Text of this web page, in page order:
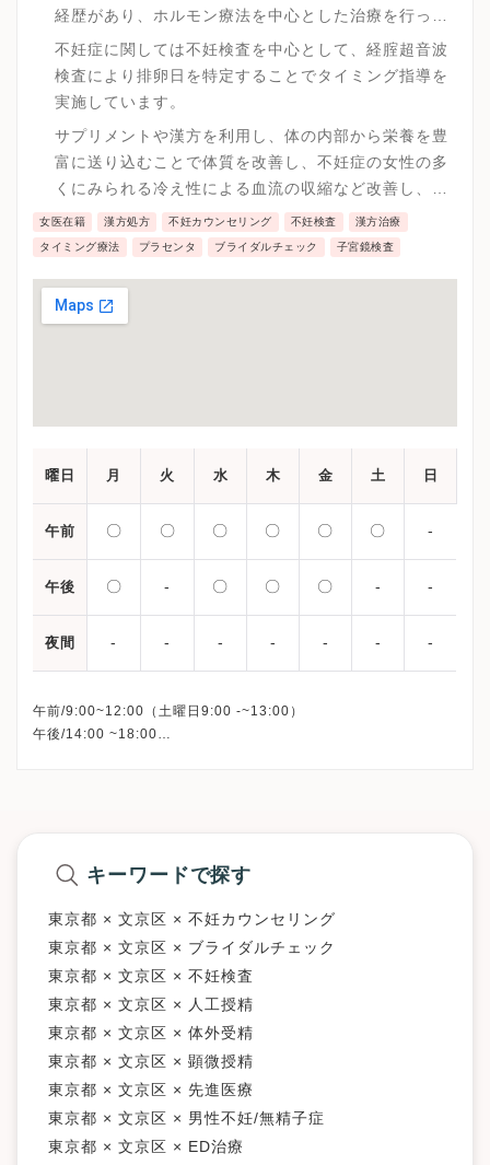
経歴があり、ホルモン療法を中心とした治療を行って
います。
不妊症に関しては不妊検査を中心として、経腟超音波
検査により排卵日を特定することでタイミング指導を
実施しています。
サプリメントや漢方を利用し、体の内部から栄養を豊
富に送り込むことで体質を改善し、不妊症の女性の多
くにみられる冷え性による血流の収縮など改善し、全
身に栄養を行きわたらせ老廃物を回収することによる
体質改善を行い妊娠率を上げる取り組みを実践してい
女医在籍 漢方処方 不妊カウンセリング 不妊検査 漢方治療
タイミング療法 プラセンタ ブライダルチェック 子宮鏡検査
曜日 月 火 水 木 金 土 日
午前 〇 〇 〇 〇 〇 〇 -
午後 〇 - 〇 〇 〇 - -
夜間 - - - - - - -
午前/9:00~12:00（土曜日9:00 -~13:00）
午後/14:00 ~18:00
キーワードで探す
東京都 × 文京区 × 不妊カウンセリング
東京都 × 文京区 × ブライダルチェック
東京都 × 文京区 × 不妊検査
東京都 × 文京区 × 人工授精
東京都 × 文京区 × 体外受精
東京都 × 文京区 × 顕微授精
東京都 × 文京区 × 先進医療
東京都 × 文京区 × 男性不妊/無精子症
東京都 × 文京区 × ED治療